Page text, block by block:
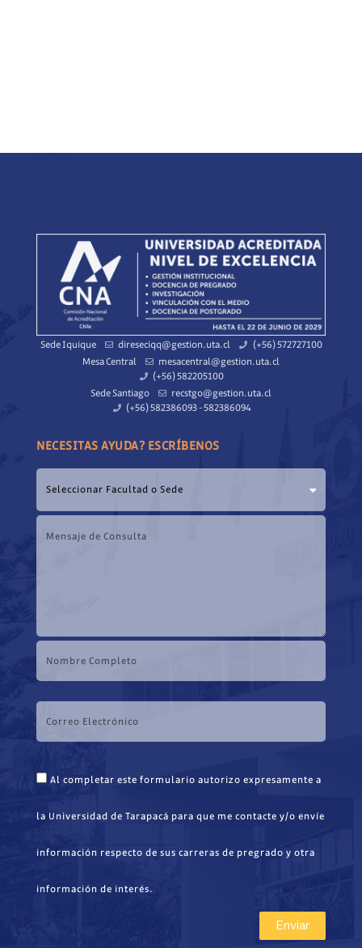
Sede Iquique direseciqq@gestion.uta.cl
(+56) 572727100
Mesa Central
mesacentral@gestion.uta.cl
(+56) 582205100
Sede Santiago
recstgo@gestion.uta.cl
(+56) 582386093 - 582386094
NECESITAS AYUDA? ESCRÍBENOS
Al completar este formulario autorizo expresamente a
la Universidad de Tarapacá para que me contacte y/o envíe
información respecto de sus carreras de pregrado y otra
información de interés.
Enviar